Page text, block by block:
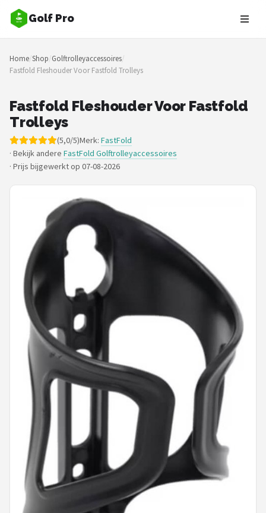
Golf Pro
Zoeken
NAVIGATIE
Merken
Blog
Golfers
Toernooien
Golfsets
Drivers
Putters
Golfschoenen
Shop
POPULAIRE MERKEN
Func Factory
Footjoy
Livano
Nivard
Bovista
Home/Shop/Golftrolleyaccessoires/
Fastfold Fleshouder Voor Fastfold Trolleys
Fastfold Fleshouder Voor Fastfold
Trolleys
(5,0/5)Merk: FastFold
· Bekijk andere FastFold Golftrolleyaccessoires
· Prijs bijgewerkt op 07-08-2026